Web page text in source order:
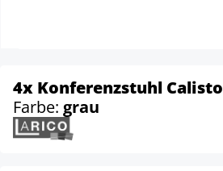
4x Konferenzstuhl Calisto
Farbe: grau